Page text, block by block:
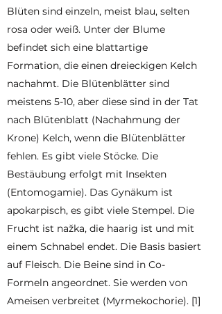
Blüten sind einzeln, meist blau, selten
rosa oder weiß. Unter der Blume
befindet sich eine blattartige
Formation, die einen dreieckigen Kelch
nachahmt. Die Blütenblätter sind
meistens 5-10, aber diese sind in der Tat
nach Blütenblatt (Nachahmung der
Krone) Kelch, wenn die Blütenblätter
fehlen. Es gibt viele Stöcke. Die
Bestäubung erfolgt mit Insekten
(Entomogamie). Das Gynäkum ist
apokarpisch, es gibt viele Stempel. Die
Frucht ist nažka, die haarig ist und mit
einem Schnabel endet. Die Basis basiert
auf Fleisch. Die Beine sind in Co-
Formeln angeordnet. Sie werden von
Ameisen verbreitet (Myrmekochorie). [1]